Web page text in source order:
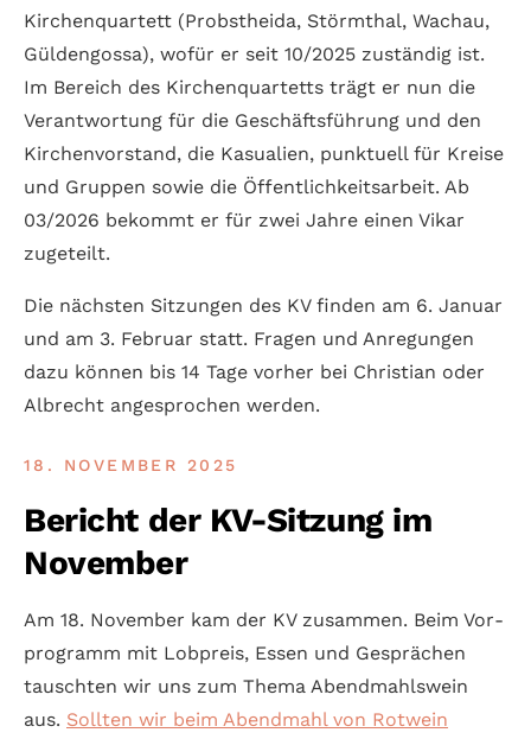
Kirchenquartett (Probst­heida, Störmthal, Wachau,
Gülden­gossa), wofür er seit 10/2025 zustän­dig ist.
Im Bereich des Kirchen­quartetts trägt er nun die
Ver­ant­wortung für die Geschäfts­führung und den
Kirchen­vorstand, die Kasualien, punktuell für Kreise
und Gruppen sowie die Öffentlich­keits­arbeit. Ab
03/2026 bekommt er für zwei Jahre einen Vikar
zugeteilt.
Die nächsten Sitzungen des KV finden am 6. Januar
und am 3. Februar statt. Fragen und Anre­­gungen
dazu können bis 14 Tage vorher bei Christian oder
Albrecht ange­­sprochen werden.
18. NOVEMBER 2025
Bericht der KV-Sitzung im
November
Am 18. November kam der KV zusammen. Beim Vor­
programm mit Lobpreis, Essen und Gesprächen
tauschten wir uns zum Thema Abend­mahls­wein
aus. Sollten wir beim Abend­mahl von Rot­wein